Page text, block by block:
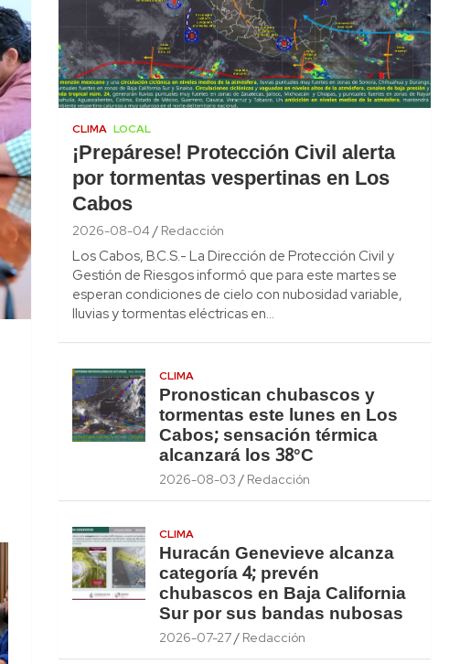
CLIMA LOCAL
¡Prepárese! Protección Civil alerta
por tormentas vespertinas en Los
Cabos
2026-08-04 Redacción
Los Cabos, B.C.S.- La Dirección de Protección Civil y
Gestión de Riesgos informó que para este martes se
esperan condiciones de cielo con nubosidad variable,
lluvias y tormentas eléctricas en…
CLIMA
Pronostican chubascos y
tormentas este lunes en Los
Cabos; sensación térmica
alcanzará los 38°C
2026-08-03 Redacción
CLIMA
Huracán Genevieve alcanza
categoría 4; prevén
chubascos en Baja California
Sur por sus bandas nubosas
2026-07-27 Redacción